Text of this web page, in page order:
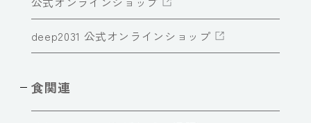
deep2031 公式オンラインショップ
食関連